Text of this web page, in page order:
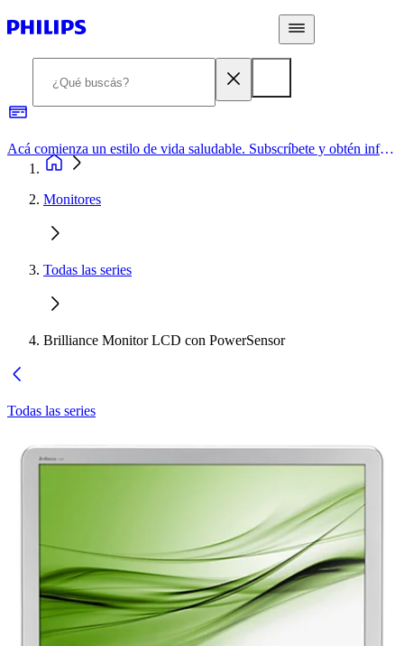
Acá comienza un estilo de vida saludable. Subscríbete y obtén información de primera mano
Monitores
Todas las series
Brilliance Monitor LCD con PowerSensor
Todas las series